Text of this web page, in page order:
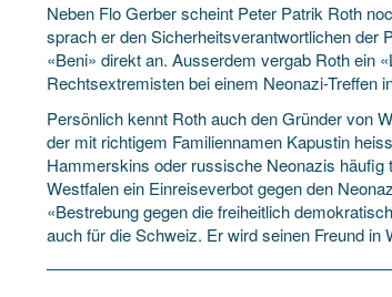
Neben Flo Gerber scheint Peter Patrik Roth
sprach er den Sicherheitsverantwortlichen der
«Beni» direkt an. Ausserdem vergab Roth ein
Rechtsextremisten bei einem Neonazi-Treffen
Persönlich kennt Roth auch den Gründer von
der mit richtigem Familiennamen Kapustin
Hammerskins oder russische Neonazis
Westfalen ein Einreiseverbot gegen den
«Bestrebung gegen die freiheitlich
auch für die Schweiz. Er wird seinen Freund in